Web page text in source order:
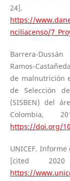
24].
https://
nciliacenso/
Barrera-
Ramos-
de malnutrición
de Selección
(SISBEN) del
Colombia,
https://doi.org/
UNICEF.
[cited
https://